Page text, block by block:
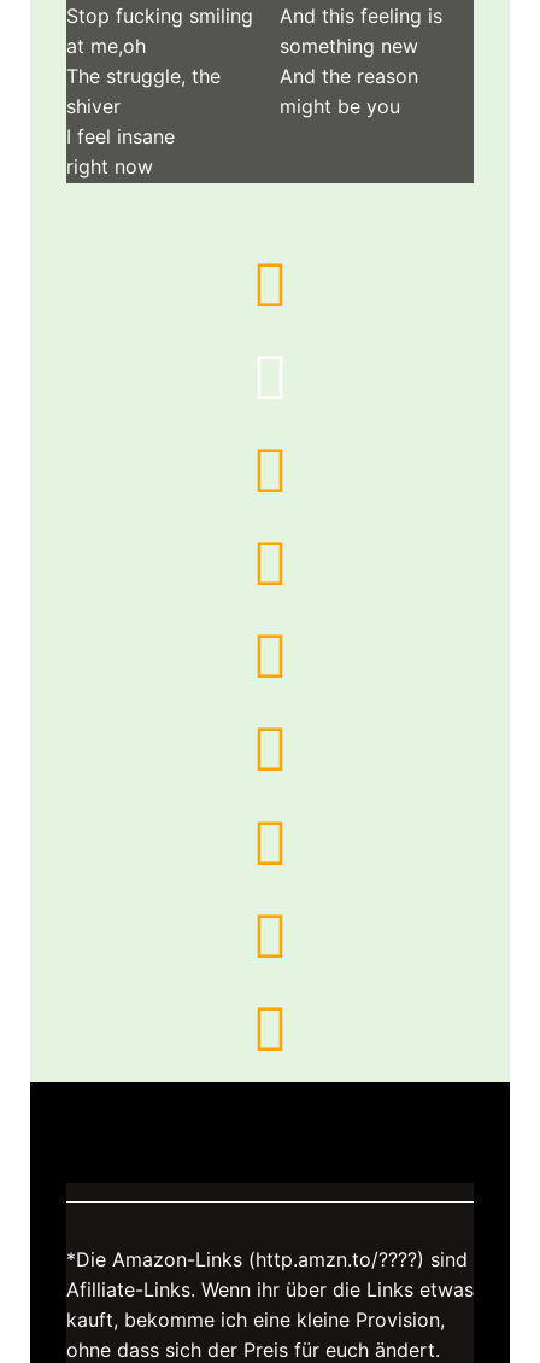
Stop fucking smiling
at me,oh
The struggle, the
shiver
I feel insane
right now
And this feeling is
something new
And the reason
might be you
*Die Amazon-Links (http.amzn.to/????) sind
Afilliate-Links. Wenn ihr über die Links etwas
kauft, bekomme ich eine kleine Provision,
ohne dass sich der Preis für euch ändert.